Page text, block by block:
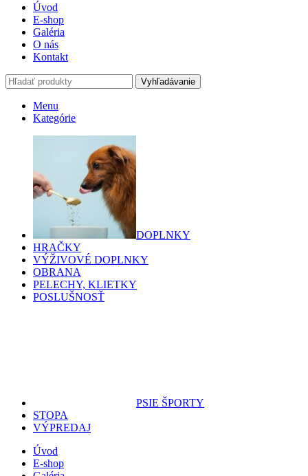
Úvod
E-shop
Galéria
O nás
Kontakt
Vyhľadávanie
Menu
Kategórie
DOPLNKY
HRAČKY
VÝŽIVOVÉ DOPLNKY
OBRANA
PELECHY, KLIETKY
POSLUŠNOSŤ
PSIE ŠPORTY
STOPA
VÝPREDAJ
Úvod
E-shop